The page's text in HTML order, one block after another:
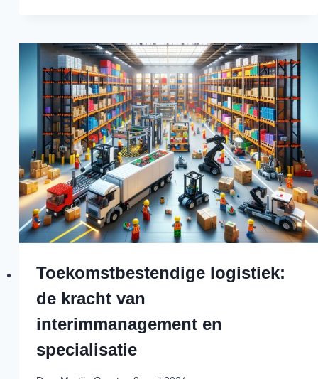
Toekomstbestendige logistiek:
de kracht van
interimmanagement en
specialisatie